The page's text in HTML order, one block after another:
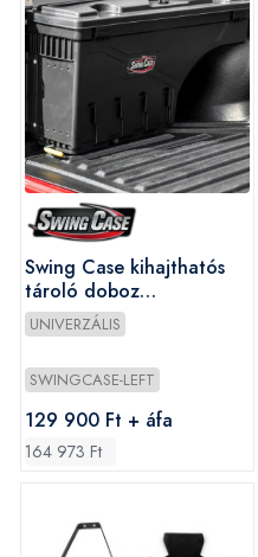
Swing Case kihajthatós
tároló doboz
vezetőoldali (bal)
UNIVERZÁLIS
SWINGCASE-LEFT
129 900 Ft + áfa
164 973 Ft